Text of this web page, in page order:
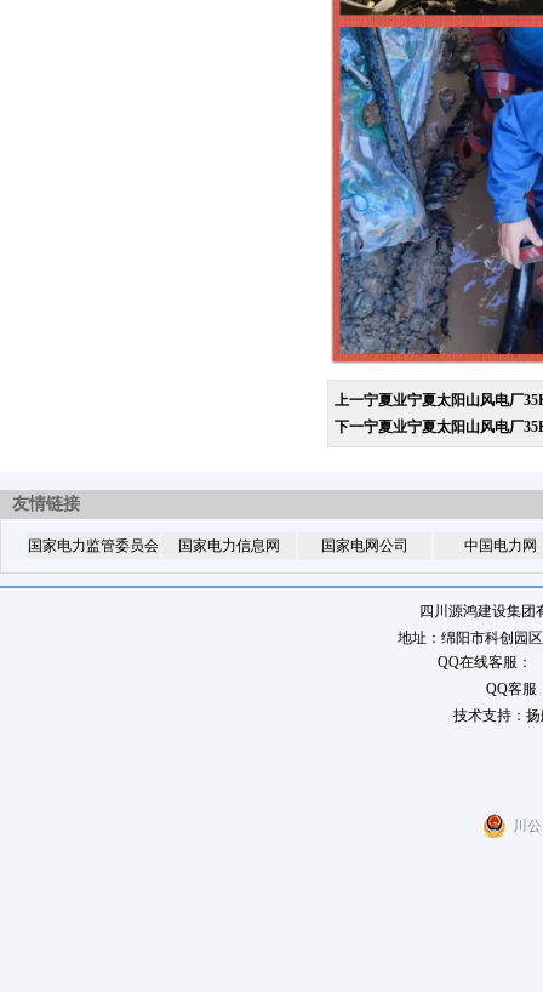
上一宁夏业宁夏太阳山风电厂
下一宁夏业宁夏太阳山风电厂
友情链接
国家电力监管委员会 国家电力信息网 国家电网公司 中国电力网
四川源鸿建设集
地址：绵阳市科创园
QQ在线客服：
QQ客服
技术支持：
川